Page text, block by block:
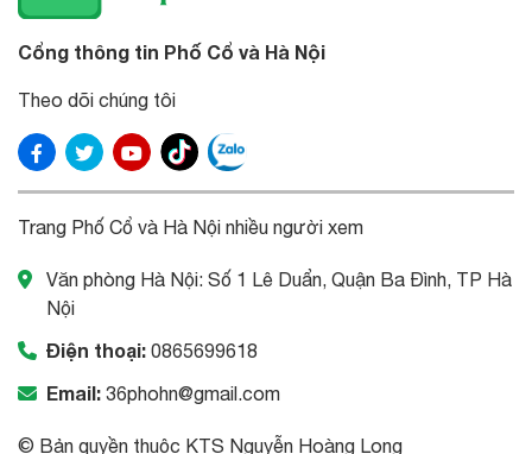
Cổng thông tin Phố Cổ và Hà Nội
Theo dõi chúng tôi
Trang Phố Cổ và Hà Nội nhiều người xem
Văn phòng Hà Nội: Số 1 Lê Duẩn, Quận Ba Đình, TP Hà
Nội
Điện thoại: 0865699618
Email: 36phohn@gmail.com
© Bản quyền thuộc KTS Nguyễn Hoàng Long